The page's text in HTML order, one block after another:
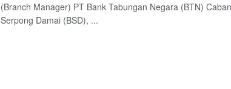
(Branch Manager) PT Bank Tabungan Negara (BTN)
Serpong Damai (BSD), ...